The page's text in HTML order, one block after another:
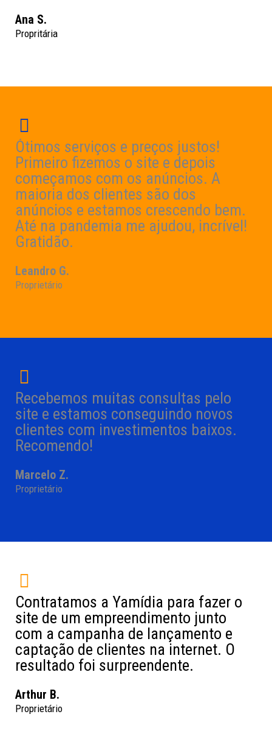
Ana S.
Propritária
Ótimos serviços e preços justos!
Primeiro fizemos o site e depois
começamos com os anúncios. A
maioria dos clientes são dos
anúncios e estamos crescendo bem.
Até na pandemia me ajudou, incrível!
Gratidão.
Leandro G.
Proprietário
Recebemos muitas consultas pelo
site e estamos conseguindo novos
clientes com investimentos baixos.
Recomendo!
Marcelo Z.
Proprietário
Contratamos a Yamídia para fazer o
site de um empreendimento junto
com a campanha de lançamento e
captação de clientes na internet. O
resultado foi surpreendente.
Arthur B.
Proprietário